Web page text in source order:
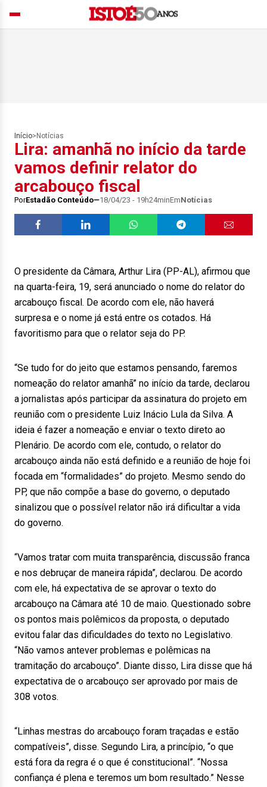
Início> Notícias
Lira: amanhã no início da tarde
vamos definir relator do
arcabouço fiscal
PorEstadão Conteúdo 18/04/23 - 19h24minEmNotícias
O presidente da Câmara, Arthur Lira (PP-AL), afirmou que
na quarta-feira, 19, será anunciado o nome do relator do
arcabouço fiscal. De acordo com ele, não haverá
surpresa e o nome já está entre os cotados. Há
favoritismo para que o relator seja do PP.
“Se tudo for do jeito que estamos pensando, faremos
nomeação do relator amanhã” no início da tarde, declarou
a jornalistas após participar da assinatura do projeto em
reunião com o presidente Luiz Inácio Lula da Silva. A
ideia é fazer a nomeação e enviar o texto direto ao
Plenário. De acordo com ele, contudo, o relator do
arcabouço ainda não está definido e a reunião de hoje foi
focada em “formalidades” do projeto. Mesmo sendo do
PP, que não compõe a base do governo, o deputado
sinalizou que o possível relator não irá dificultar a vida
do governo.
“Vamos tratar com muita transparência, discussão franca
e nos debruçar de maneira rápida”, declarou. De acordo
com ele, há expectativa de se aprovar o texto do
arcabouço na Câmara até 10 de maio. Questionado sobre
os pontos mais polêmicos da proposta, o deputado
evitou falar das dificuldades do texto no Legislativo.
“Não vamos antever problemas e polêmicas na
tramitação do arcabouço”. Diante disso, Lira disse que há
expectativa de o arcabouço ser aprovado por mais de
308 votos.
“Linhas mestras do arcabouço foram traçadas e estão
compatíveis”, disse. Segundo Lira, a princípio, “o que
está fora da regra é o que é constitucional”. “Nossa
confiança é plena e teremos um bom resultado.” Nesse